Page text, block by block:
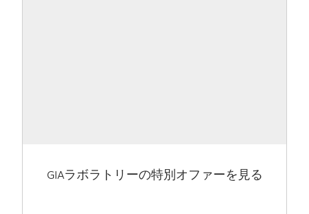
GIAラボラトリーの特別オファーを見る